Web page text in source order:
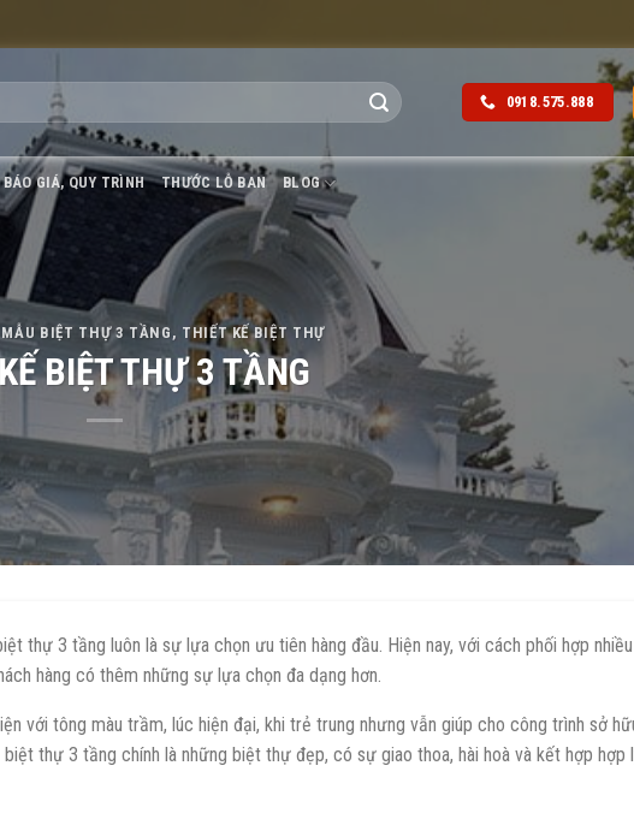
0918.575.888
BÁO GIÁ, QUY TRÌNH THƯỚC LỖ BAN BLOG
MẪU BIỆT THỰ 3 TẦNG , THIẾT KẾ BIỆT THỰ
BIỆT THỰ 3 TẦNG
thự 3 tầng luôn là sự lựa chọn ưu tiên hàng đầu. Hiện nay, với cách phối hợp nhiều
hàng có thêm những sự lựa chọn đa dạng hơn.
với tông màu trầm, lúc hiện đại, khi trẻ trung nhưng vẫn giúp cho công trình sở
thự 3 tầng chính là những biệt thự đẹp, có sự giao thoa, hài hoà và kết hợp hợp